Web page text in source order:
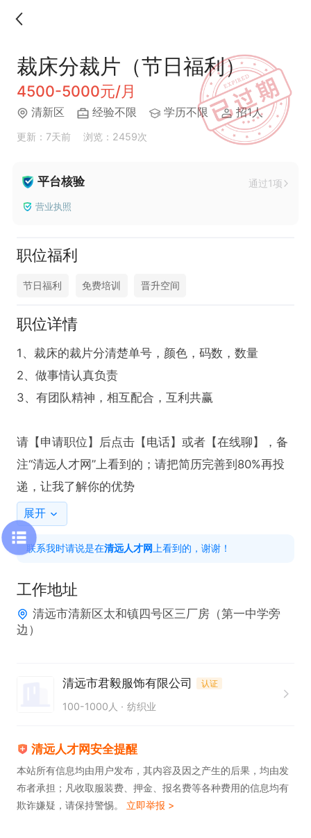
裁床分裁片（节日福利）
4500-5000元/月
清新区 经验不限 学历不限 招1人
更新：7天前 浏览：2459次
平台核验 通过1项
营业执照
职位福利
节日福利 免费培训 晋升空间
职位详情
1、裁床的裁片分清楚单号，颜色，码数，数量
2、做事情认真负责
3、有团队精神，相互配合，互利共赢
请【申请职位】后点击【电话】或者【在线聊】，备
注“清远人才网”上看到的；请把简历完善到80%再投
递，让我了解你的优势
展开
联系我时请说是在清远人才网 上看到的，谢谢！
工作地址
清远市清新区太和镇四号区三厂房（第一中学旁
边）
清远市君毅服饰有限公司 认证
100-1000人 纺织业
清远人才网安全提醒
本站所有信息均由用户发布，其内容及因之产生的后果，均由发
布者承担；凡收取服装费、押金、报名费等各种费用的信息均有
欺诈嫌疑，请保持警惕。 立即举报 >